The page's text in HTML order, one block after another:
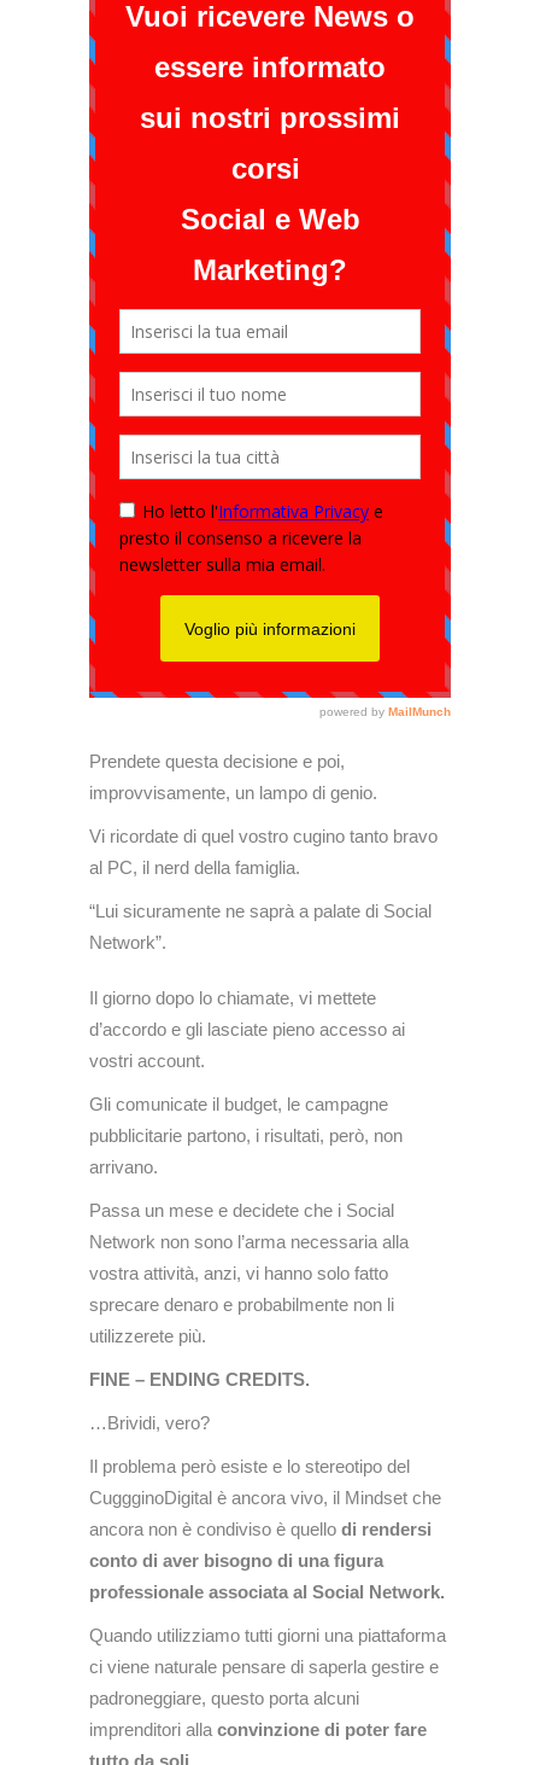
Prendete questa decisione e poi,
improvvisamente, un lampo di genio.
Vi ricordate di quel vostro cugino tanto bravo
al PC, il nerd della famiglia.
“Lui sicuramente ne saprà a palate di Social
Network”.
Il giorno dopo lo chiamate, vi mettete
d’accordo e gli lasciate pieno accesso ai
vostri account.
Gli comunicate il budget, le campagne
pubblicitarie partono, i risultati, però, non
arrivano.
Passa un mese e decidete che i Social
Network non sono l’arma necessaria alla
vostra attività, anzi, vi hanno solo fatto
sprecare denaro e probabilmente non li
utilizzerete più.
FINE – ENDING CREDITS.
…Brividi, vero?
Il problema però esiste e lo stereotipo del
CuggginoDigital è ancora vivo, il Mindset che
ancora non è condiviso è quello di rendersi
conto di aver bisogno di una figura
professionale associata al Social Network.
Quando utilizziamo tutti giorni una piattaforma
ci viene naturale pensare di saperla gestire e
padroneggiare, questo porta alcuni
imprenditori alla convinzione di poter fare
tutto da soli.